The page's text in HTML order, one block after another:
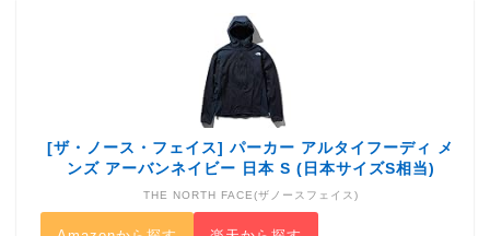
[ザ・ノース・フェイス] パーカー アルタイフーディ メ
ンズ アーバンネイビー 日本 S (日本サイズS相当)
THE NORTH FACE(ザノースフェイス)